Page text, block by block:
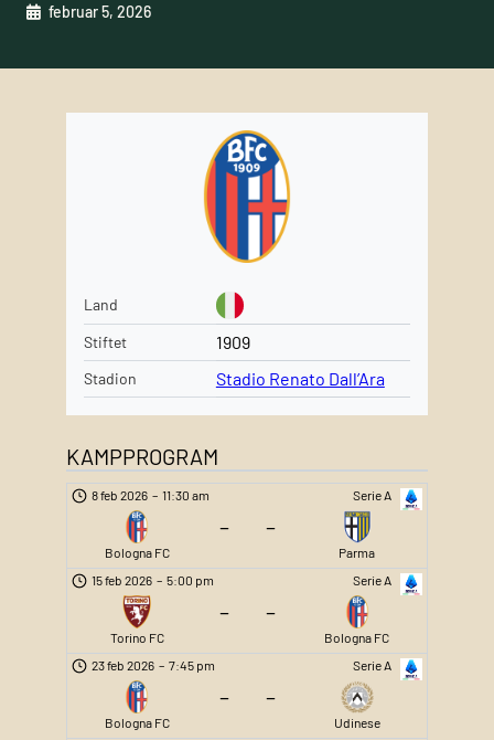
februar 5, 2026
Land
Stiftet
1909
Stadion Stadio Renato Dall’Ara
KAMPPROGRAM
Serie A
8 feb 2026 – 11:30 am
Bologna FC
– –
Parma
Serie A
15 feb 2026 – 5:00 pm
Torino FC
– –
Bologna FC
Serie A
23 feb 2026 – 7:45 pm
Bologna FC
– –
Udinese